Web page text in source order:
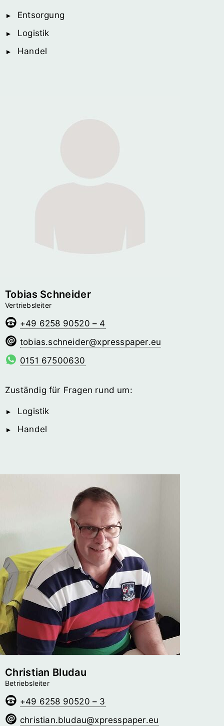
Entsorgung
Logistik
Handel
Tobias Schneider
Vertriebsleiter
+49 6258 90520 – 4
redienhcs.saibot@­xpresspaper.eu
0151 67500630
Zuständig für Fragen rund um:
Logistik
Handel
Christian Bludau
Betriebsleiter
+49 6258 90520 – 3
uadulb.naitsirhc@­xpresspaper.eu